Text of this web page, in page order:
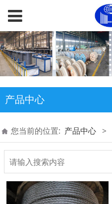
产品中心
您当前的位置: 产品中心 >